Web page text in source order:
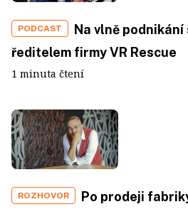
PODCAST
Na vlně podnikání
ředitelem firmy VR Rescue
1 minuta čtení
ROZHOVOR
Po prodeji